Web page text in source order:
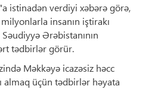
istinadən verdiyi xəbərə görə,
insanın iştirakı
Səudiyyə Ərəbistanının
tədbirlər görür.
Məkkəyə icazəsiz həcc
almaq üçün tədbirlər həyata